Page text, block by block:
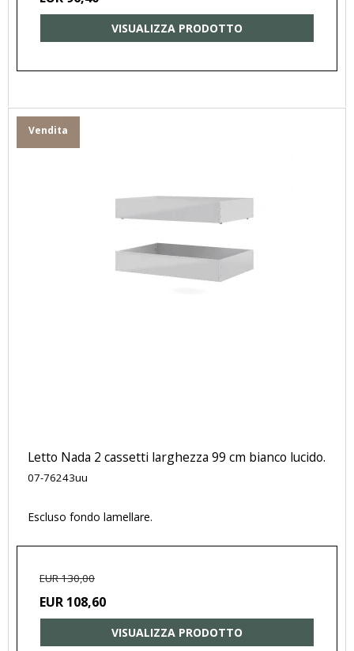
VISUALIZZA PRODOTTO
Vendita
Letto Nada 2 cassetti larghezza 99 cm bianco lucido.
07-76243uu
Escluso fondo lamellare.
EUR 130,00
EUR 108,60
VISUALIZZA PRODOTTO